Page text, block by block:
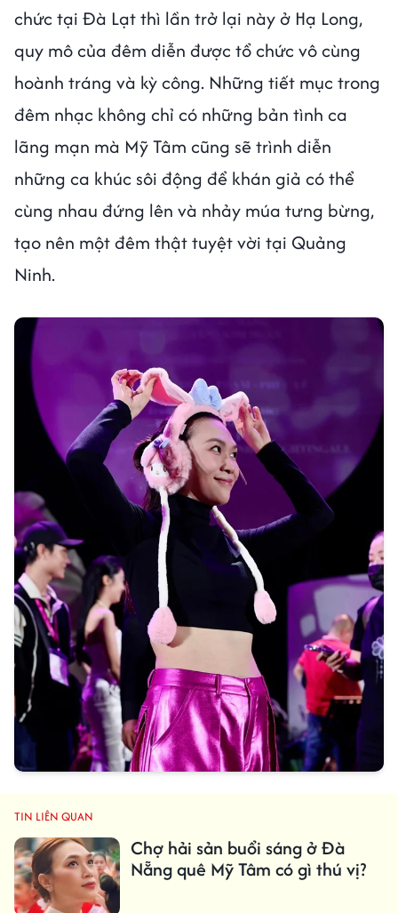
chức tại Đà Lạt thì lần trở lại này ở Hạ Long,
quy mô của đêm diễn được tổ chức vô cùng
hoành tráng và kỳ công. Những tiết mục trong
đêm nhạc không chỉ có những bản tình ca
lãng mạn mà Mỹ Tâm cũng sẽ trình diễn
những ca khúc sôi động để khán giả có thể
cùng nhau đứng lên và nhảy múa tưng bừng,
tạo nên một đêm thật tuyệt vời tại Quảng
Ninh.
TIN LIÊN QUAN
Chợ hải sản buổi sáng ở Đà
Nẵng quê Mỹ Tâm có gì thú vị?